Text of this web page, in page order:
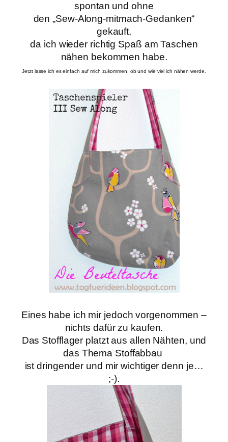
spontan und ohne
den „Sew-Along-mitmach-Gedanken“
gekauft,
da ich wieder richtig Spaß am Taschen
nähen bekommen habe.
Jetzt lasse ich es einfach auf mich zukommen, ob und wie viel ich nähen werde.
Eines habe ich mir jedoch vorgenommen –
nichts dafür zu kaufen.
Das Stofflager platzt aus allen Nähten, und
das Thema Stoffabbau
ist dringender und mir wichtiger denn je…
;-).